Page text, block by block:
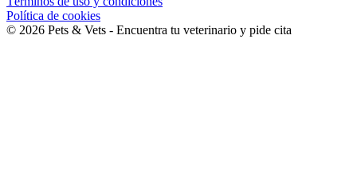
Política de cookies
© 2026 Pets & Vets - Encuentra tu veterinario y pide cita